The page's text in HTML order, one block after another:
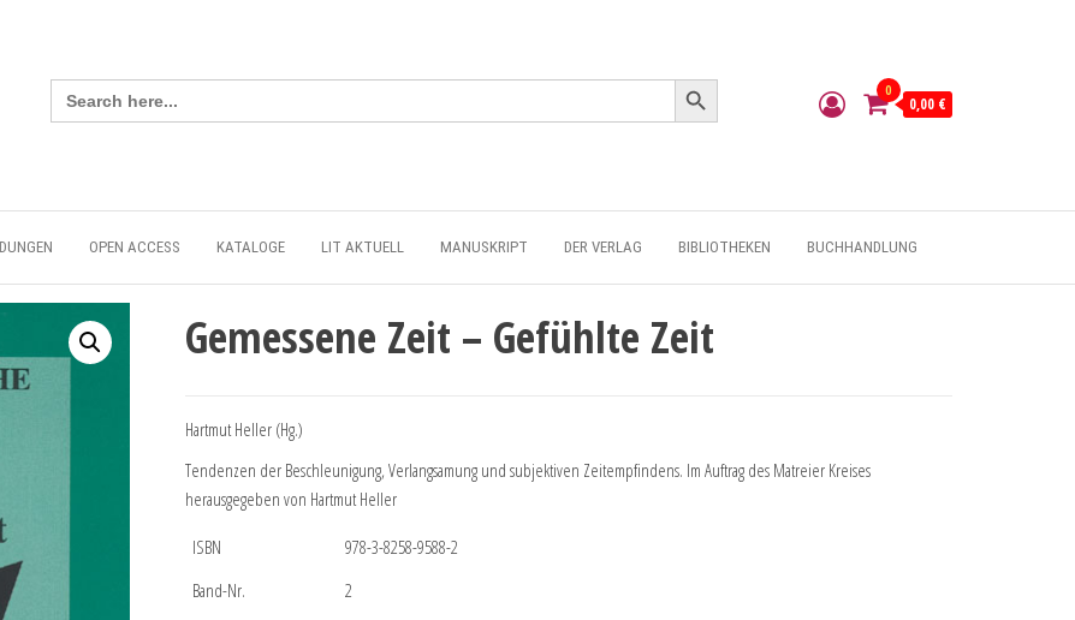
Search
for:
Search Button
0
0,00 €
OPEN ACCESS KATALOGE LIT AKTUELL MANUSKRIPT DER VERLAG BIBLIOTHEKEN BUCHHANDLUNG
Gemessene Zeit – Gefühlte Zeit
Hartmut Heller (Hg.)
Tendenzen der Beschleunigung, Verlangsamung und subjektiven Zeitempfindens. Im Auftrag des Matreier Kreises
herausgegeben von Hartmut Heller
ISBN
978-3-8258-9588-2
Band-Nr.
2